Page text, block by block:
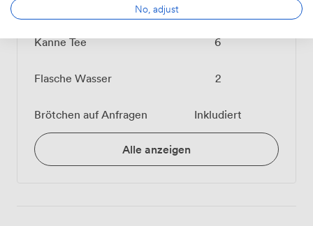
Kanne Tee 6
Flasche Wasser 2
Brötchen auf Anfragen Inkludiert
Alle anzeigen
No, adjust